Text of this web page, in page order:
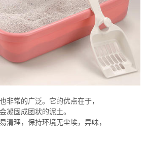
非常的广泛。它的优点在于，
凝固成团状的泥土。
清理，保持环境无尘埃，异味，